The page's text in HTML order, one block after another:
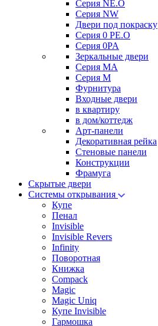
Серия NE.O
Серия NW
Двери под покраску
Серия 0 PE.O
Серия 0PA
Зеркальные двери
Серия MA
Серия M
Фурнитура
Входные двери
в квартиру
в дом/коттедж
Арт-панели
Декоративная рейка
Стеновые панели
Конструкции
Фрамуга
Скрытые двери
Системы открывания
Купе
Пенал
Invisible
Invisible Revers
Infinity
Поворотная
Книжка
Compack
Magic
Magic Uniq
Купе Invisible
Гармошка